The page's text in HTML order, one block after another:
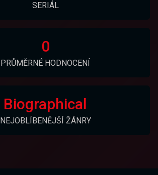
SERIÁL
0
PRŮMĚRNÉ HODNOCENÍ
Biographical
NEJOBLÍBENĚJŠÍ ŽÁNRY